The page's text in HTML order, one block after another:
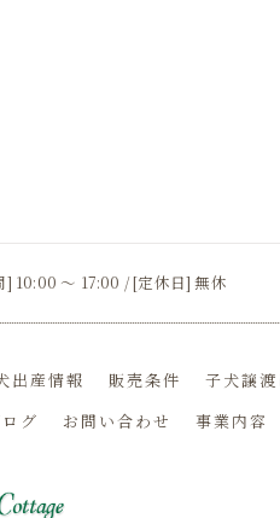
] 10:00 〜 17:00 / [定休日] 無休
出産情報 販売条件 子犬譲
グ お問い合わせ 事業内容